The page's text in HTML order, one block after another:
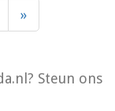
»
Steun ons